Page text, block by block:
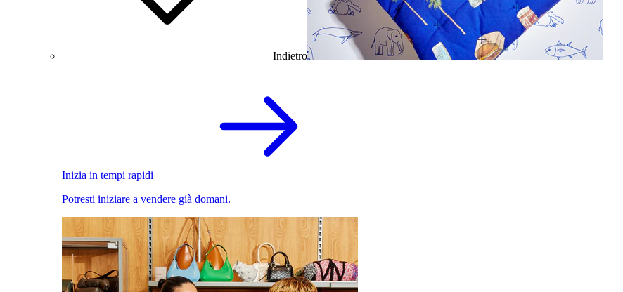
Indietro
Inizia in tempi rapidi
Potresti iniziare a vendere già domani.